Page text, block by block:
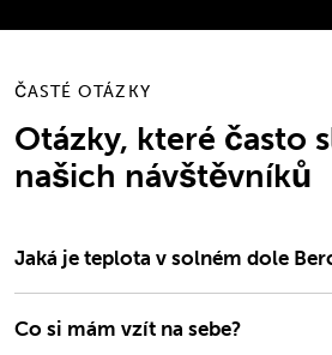
ČASTÉ OTÁZKY
Otázky, které často
našich návštěvníků
Jaká je teplota v solném dole
Co si mám vzít na sebe?